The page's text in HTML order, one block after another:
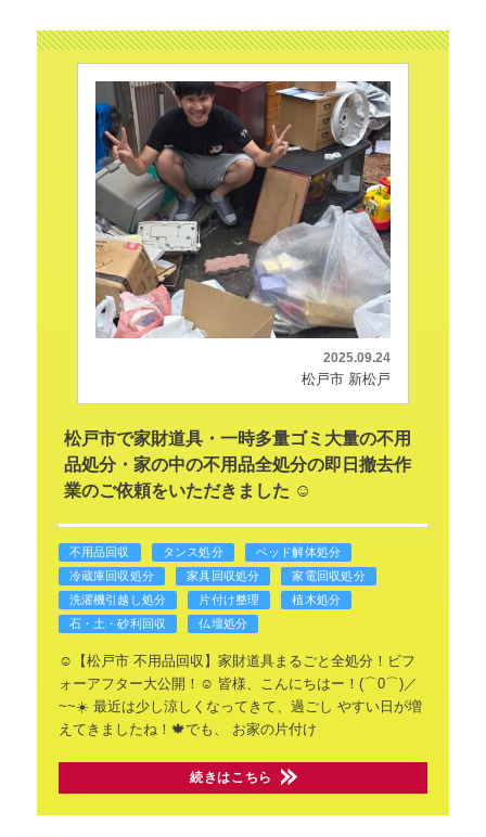
2025.09.24
松戸市 新松戸
松戸市で家財道具・一時多量ゴミ大量の不用
品処分・家の中の不用品全処分の即日撤去作
業のご依頼をいただきました ☺️
不用品回収 タンス処分
ベッド解体処分
冷蔵庫回収処分
家具回収処分
家電回収処分
洗濯機引越し処分
片付け整理
植木処分
石・土・砂利回収
仏壇処分
☺️【松戸市 不用品回収】家財道具まるごと全処分！ビフ
ォーアフター大公開！☺️ 皆様、こんにちはー！(⌒0⌒)／
~~☀️最近は少し涼しくなってきて、過ごし やすい日が増
えてきましたね！🍁でも、
お家の片付け
続きはこちら